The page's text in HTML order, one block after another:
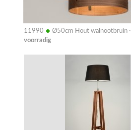
11990 • Ø50cm Hout walnootbruin ·
voorradig
Bekijk